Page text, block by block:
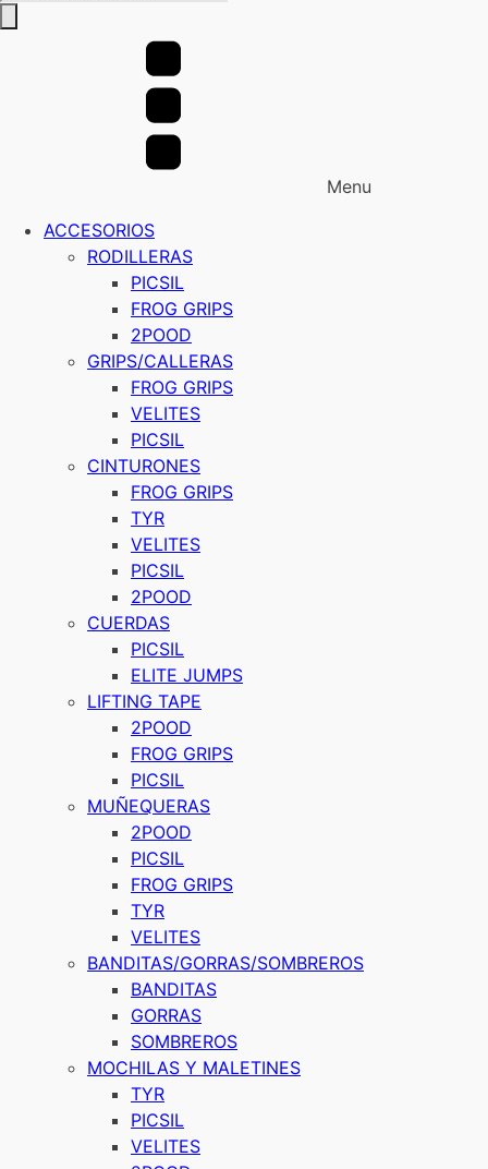
de
Menu
ACCESORIOS
RODILLERAS
PICSIL
FROG GRIPS
2POOD
GRIPS/CALLERAS
FROG GRIPS
VELITES
PICSIL
CINTURONES
FROG GRIPS
TYR
VELITES
PICSIL
2POOD
CUERDAS
PICSIL
ELITE JUMPS
LIFTING TAPE
2POOD
FROG GRIPS
PICSIL
MUÑEQUERAS
2POOD
PICSIL
FROG GRIPS
TYR
VELITES
BANDITAS/GORRAS/SOMBREROS
BANDITAS
GORRAS
SOMBREROS
MOCHILAS Y MALETINES
TYR
PICSIL
VELITES